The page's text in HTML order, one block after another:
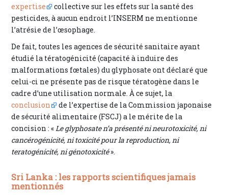
expertise
collective sur les effets sur la santé des
pesticides, à aucun endroit l’INSERM ne mentionne
l’atrésie de l’œsophage.
De fait, toutes les agences de sécurité sanitaire ayant
étudié la tératogénicité (capacité à induire des
malformations fœtales) du glyphosate ont déclaré que
celui-ci ne présente pas de risque tératogène dans le
cadre d’une utilisation normale. À ce sujet, la
conclusion
de l’expertise de la Commission japonaise
de sécurité alimentaire (FSCJ) a le mérite de la
concision : « Le glyphosate n’a présenté ni neurotoxicité, ni
cancérogénicité, ni toxicité pour la reproduction, ni
teratogénicité, ni génotoxicité».
Sri Lanka : les rapports scientifiques jamais
mentionnés